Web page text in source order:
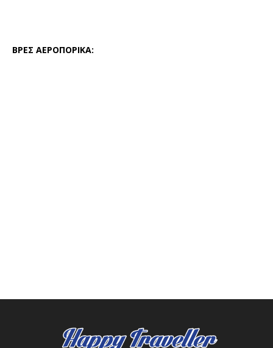
ΒΡΕΣ ΑΕΡΟΠΟΡΙΚΑ: